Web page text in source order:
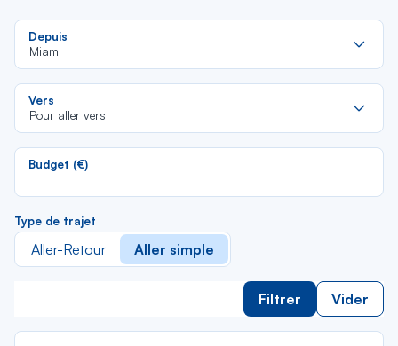
Depuis
Miami
Vers
Pour aller vers
Budget (€)
Type de trajet
Aller-Retour Aller simple
Filtrer Vider